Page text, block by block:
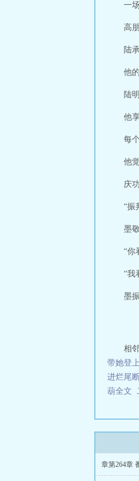
一
高
陆
他
陆
他
每
他
庆
“振
墨
“你
“我
墨
相
带她登
进烂尾
葫全文
章第264章